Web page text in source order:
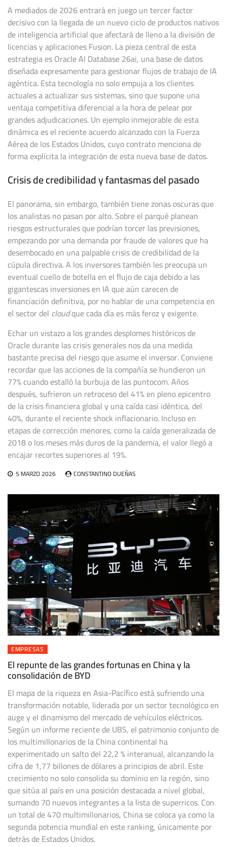
A mediados de 2026 entrará en juego un tercer factor
decisivo con la llegada de un nuevo ciclo de productos nativos
de inteligencia artificial que afectará de lleno a la división de
licencias y aplicaciones Fusion. La pieza central de esta
estrategia es Oracle AI Database 26ai, una base de datos
diseñada expresamente para gestionar flujos de trabajo de IA
agéntica. Esta tecnología no solo empuja a los clientes
actuales a actualizar sus sistemas, sino que supone una
ventaja competitiva diferencial a la hora de pelear por
grandes adjudicaciones. Un ejemplo inmejorable de esta
dinámica es el reciente acuerdo alcanzado con la Fuerza
Aérea de los Estados Unidos, cuyo contrato menciona de
forma explícita la integración de esta nueva base de datos.
Crisis de credibilidad y fantasmas del pasado
El panorama, sin embargo, también tiene zonas oscuras que
los analistas no pasan por alto. Sobre el parqué planean
riesgos estructurales que podrían torcer las previsiones,
empezando por una demanda por fraude de valores que ha
desembocado en una palpable crisis de credibilidad de la
cúpula directiva. A los inversores también les preocupa un
eventual cuello de botella en el flujo de caja debido a las
gigantescas inversiones en IA que aún carecen de
financiación definitiva, por no hablar de una competencia en
el sector del cloudque cada día es más feroz y exigente.
Echar un vistazo a los grandes desplomes históricos de
Oracle durante las crisis generales nos da una medida
bastante precisa del riesgo que asume el inversor. Conviene
recordar que las acciones de la compañía se hundieron un
77% cuando estalló la burbuja de las puntocom. Años
después, sufrieron un retroceso del 41% en pleno epicentro
de la crisis financiera global y una caída casi idéntica, del
40%, durante el reciente shock inflacionario. Incluso en
etapas de corrección menores, como la caída generalizada de
2018 o los meses más duros de la pandemia, el valor llegó a
encajar recortes superiores al 19%.
5 MARZO 2026 CONSTANTINO DUEÑAS
EMPRESAS
El repunte de las grandes fortunas en China y la
consolidación de BYD
El mapa de la riqueza en Asia-Pacífico está sufriendo una
transformación notable, liderada por un sector tecnológico en
auge y el dinamismo del mercado de vehículos eléctricos.
Según un informe reciente de UBS, el patrimonio conjunto de
los multimillonarios de la China continental ha
experimentado un salto del 22,2 % interanual, alcanzando la
cifra de 1,77 billones de dólares a principios de abril. Este
crecimiento no solo consolida su dominio en la región, sino
que sitúa al país en una posición destacada a nivel global,
sumando 70 nuevos integrantes a la lista de superricos. Con
un total de 470 multimillonarios, China se coloca ya como la
segunda potencia mundial en este ranking, únicamente por
detrás de Estados Unidos.